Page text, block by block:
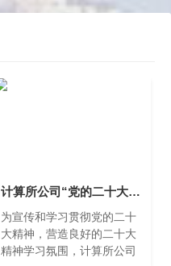
计算所公司“党的二十大知识竞赛”活动圆满落幕
为宣传和学习贯彻党的二十
大精神，营造良好的二十大
精神学习氛围，计算所公司